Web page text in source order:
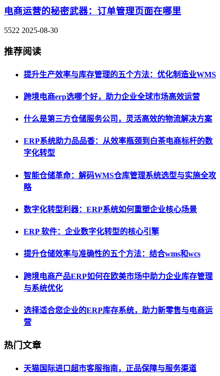
电商运营的秘密武器：订单管理页面在哪里
5522 2025-08-30
推荐阅读
提升生产效率与库存管理的五个方法：优化制造业WMS
跨境电商erp选哪个好，助力企业全球市场高效运营
什么是第三方仓储服务公司，灵活高效的物流解决方案
ERP系统助力品品香：从效率瓶颈到白茶电商标杆的数
字化转型
智能仓储革命：解码WMS仓库管理系统选型与实施全攻
略
数字化转型利器：ERP系统如何重塑企业核心场景
ERP 软件：企业数字化转型的核心引擎
提升仓储效率与准确性的五个方法：结合wms和wcs
跨境电商产品ERP如何在欧美市场中助力企业库存管理
与系统优化
选择适合您企业的ERP库存系统，助力新零售与电商运
营
热门文章
天猫国际进口超市客服指南，正品保障与服务渠道